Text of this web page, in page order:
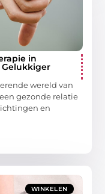
in
Gelukkiger
wereld van
gezonde relatie
en
WINKELEN